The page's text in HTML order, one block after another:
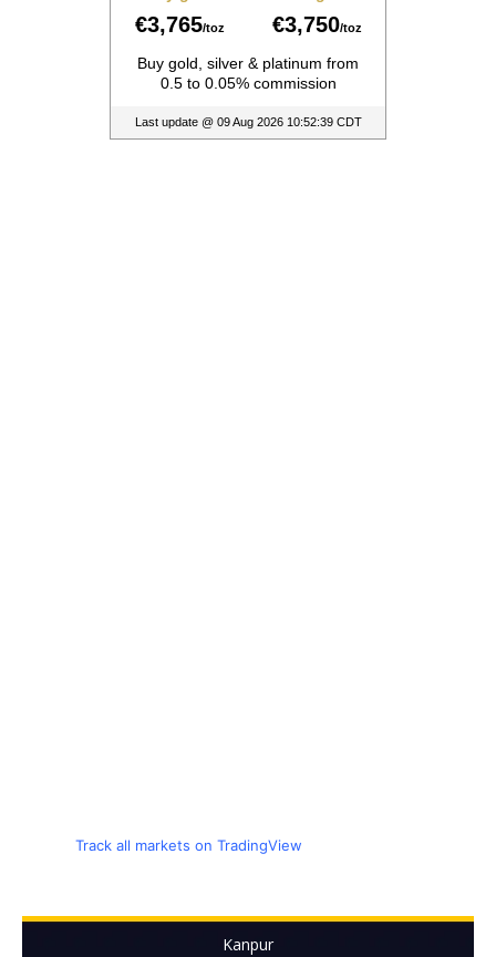
Track all markets on TradingView
Kanpur